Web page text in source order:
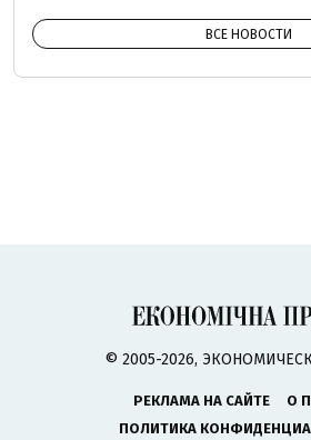
ВСЕ НОВОСТИ
© 2005-2026,
РЕКЛАМА НА САЙТЕ
О
ПОЛИТИКА